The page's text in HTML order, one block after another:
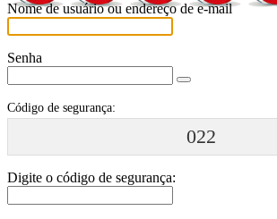
Nome de usuário ou endereço de e-mail
Senha
Código de segurança:
022
Digite o código de segurança: